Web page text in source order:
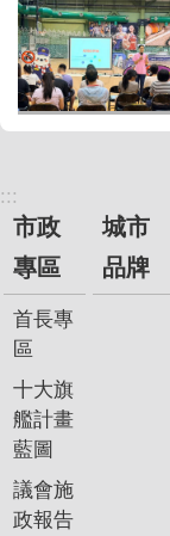
:::
市政
專區
首長專
區
十大旗
艦計畫
藍圖
議會施
政報告
城市
品牌